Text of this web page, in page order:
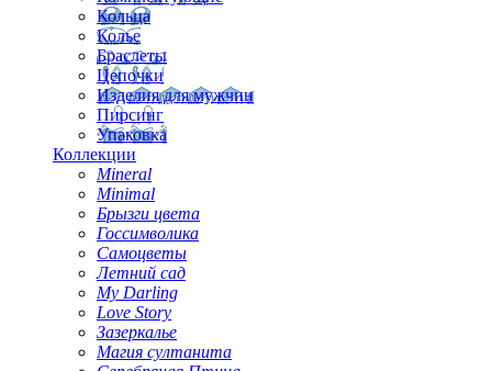
Кольца
Колье
Браслеты
Цепочки
Изделия для мужчин
Пирсинг
Упаковка
Коллекции
Mineral
Minimal
Брызги цвета
Госсимволика
Самоцветы
Летний сад
My Darling
Love Story
Зазеркалье
Магия султанита